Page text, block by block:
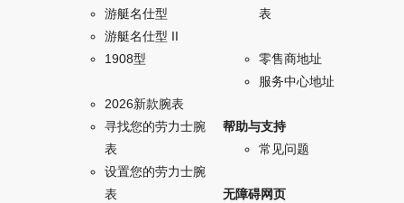
游艇名仕型
游艇名仕型 II
1908型
2026新款腕表
寻找您的劳力士腕
表
设置您的劳力士腕
表
表
零售商地址
服务中心地址
帮助与支持
常见问题
无障碍网页